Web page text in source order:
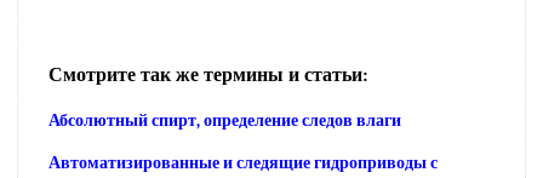
Смотрите так же термины и статьи:
Абсолютный спирт, определение следов влаги
Автоматизированные и следящие гидроприводы с